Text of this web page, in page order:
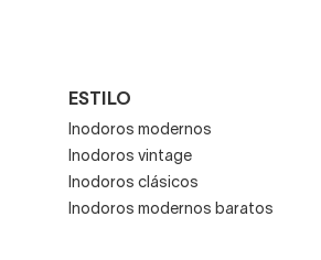
ESTILO
Inodoros modernos
Inodoros vintage
Inodoros clásicos
Inodoros modernos baratos